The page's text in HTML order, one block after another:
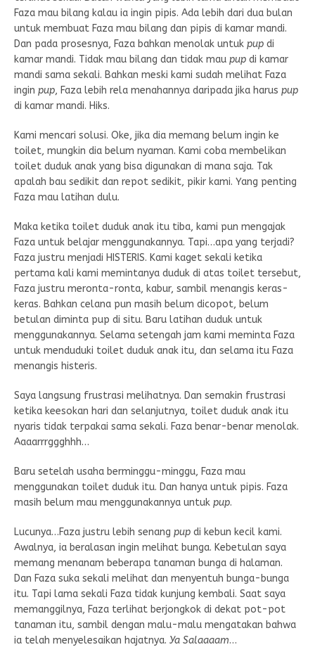
Faza mau bilang kalau ia ingin pipis. Ada lebih dari dua bulan
untuk membuat Faza mau bilang dan pipis di kamar mandi.
Dan pada prosesnya, Faza bahkan menolak untuk pup di
kamar mandi. Tidak mau bilang dan tidak mau pup di kamar
mandi sama sekali. Bahkan meski kami sudah melihat Faza
ingin pup, Faza lebih rela menahannya daripada jika harus pup
di kamar mandi. Hiks.
Kami mencari solusi. Oke, jika dia memang belum ingin ke
toilet, mungkin dia belum nyaman. Kami coba membelikan
toilet duduk anak yang bisa digunakan di mana saja. Tak
apalah bau sedikit dan repot sedikit, pikir kami. Yang penting
Faza mau latihan dulu.
Maka ketika toilet duduk anak itu tiba, kami pun mengajak
Faza untuk belajar menggunakannya. Tapi…apa yang terjadi?
Faza justru menjadi HISTERIS. Kami kaget sekali ketika
pertama kali kami memintanya duduk di atas toilet tersebut,
Faza justru meronta-ronta, kabur, sambil menangis keras-
keras. Bahkan celana pun masih belum dicopot, belum
betulan diminta pup di situ. Baru latihan duduk untuk
menggunakannya. Selama setengah jam kami meminta Faza
untuk menduduki toilet duduk anak itu, dan selama itu Faza
menangis histeris.
Saya langsung frustrasi melihatnya. Dan semakin frustrasi
ketika keesokan hari dan selanjutnya, toilet duduk anak itu
nyaris tidak terpakai sama sekali. Faza benar-benar menolak.
Aaaarrrggghhh…
Baru setelah usaha berminggu-minggu, Faza mau
menggunakan toilet duduk itu. Dan hanya untuk pipis. Faza
masih belum mau menggunakannya untuk pup.
Lucunya…Faza justru lebih senang pup di kebun kecil kami.
Awalnya, ia beralasan ingin melihat bunga. Kebetulan saya
memang menanam beberapa tanaman bunga di halaman.
Dan Faza suka sekali melihat dan menyentuh bunga-bunga
itu. Tapi lama sekali Faza tidak kunjung kembali. Saat saya
memanggilnya, Faza terlihat berjongkok di dekat pot-pot
tanaman itu, sambil dengan malu-malu mengatakan bahwa
ia telah menyelesaikan hajatnya. Ya Salaaaam…